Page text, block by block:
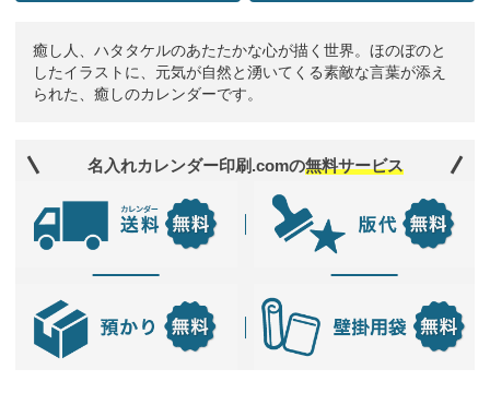
癒し人、ハタタケルのあたたかな心が描く世界。ほのぼのと
したイラストに、元気が自然と湧いてくる素敵な言葉が添え
られた、癒しのカレンダーです。
名入れカレンダー印刷.comの無料サービス